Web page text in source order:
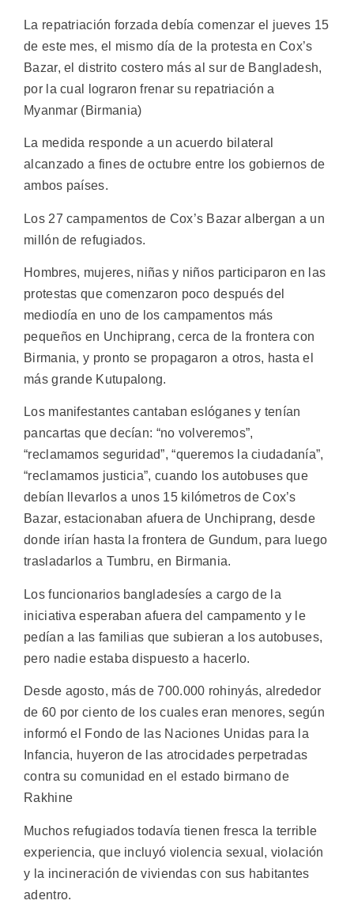
La repatriación forzada debía comenzar el jueves 15
de este mes, el mismo día de la protesta en Cox’s
Bazar, el distrito costero más al sur de Bangladesh,
por la cual lograron frenar su repatriación a
Myanmar (Birmania)
La medida responde a un acuerdo bilateral
alcanzado a fines de octubre entre los gobiernos de
ambos países.
Los 27 campamentos de Cox’s Bazar albergan a un
millón de refugiados.
Hombres, mujeres, niñas y niños participaron en las
protestas que comenzaron poco después del
mediodía en uno de los campamentos más
pequeños en Unchiprang, cerca de la frontera con
Birmania, y pronto se propagaron a otros, hasta el
más grande Kutupalong.
Los manifestantes cantaban eslóganes y tenían
pancartas que decían: “no volveremos”,
“reclamamos seguridad”, “queremos la ciudadanía”,
“reclamamos justicia”, cuando los autobuses que
debían llevarlos a unos 15 kilómetros de Cox’s
Bazar, estacionaban afuera de Unchiprang, desde
donde irían hasta la frontera de Gundum, para luego
trasladarlos a Tumbru, en Birmania.
Los funcionarios bangladesíes a cargo de la
iniciativa esperaban afuera del campamento y le
pedían a las familias que subieran a los autobuses,
pero nadie estaba dispuesto a hacerlo.
Desde agosto, más de 700.000 rohinyás, alrededor
de 60 por ciento de los cuales eran menores, según
informó el Fondo de las Naciones Unidas para la
Infancia, huyeron de las atrocidades perpetradas
contra su comunidad en el estado birmano de
Rakhine
Muchos refugiados todavía tienen fresca la terrible
experiencia, que incluyó violencia sexual, violación
y la incineración de viviendas con sus habitantes
adentro.